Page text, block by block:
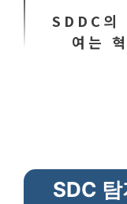
SDDC의
여는
SDC